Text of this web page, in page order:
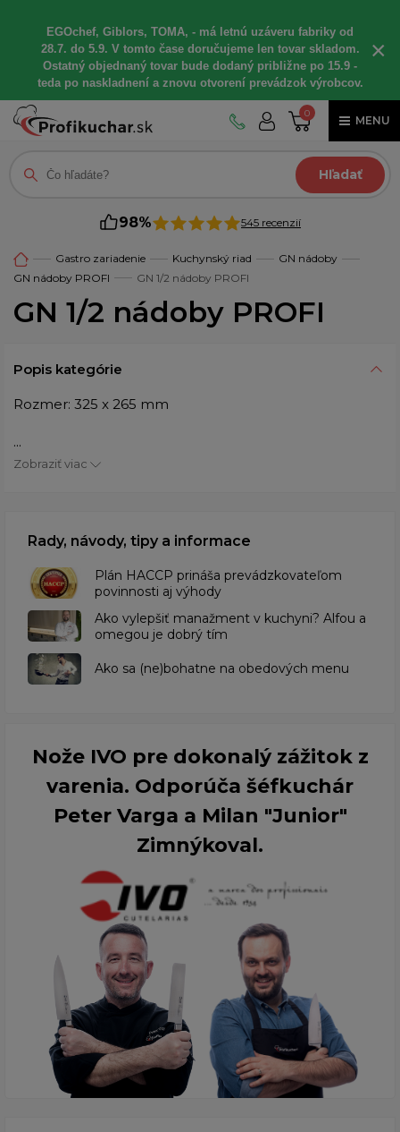
EGOchef, Giblors, TOMA, - má letnú uzáveru fabriky od
28.7. do 5.9. V tomto čase doručujeme len tovar skladom.
Ostatný objednaný tovar bude dodaný približne po 15.9 -
teda po naskladnení a znovu otvorení prevádzok výrobcov.
×
0
MENU
Hľadať
98% 545 recenzií
Gastro zariadenie Kuchynský riad
GN nádoby
GN nádoby PROFI
GN 1/2 nádoby PROFI
GN 1/2 nádoby PROFI
Popis kategórie
Rozmer: 325 x 265 mm
...
Zobraziť viac
Rady, návody, tipy a informace
​Plán HACCP prináša prevádzkovateľom
povinnosti aj výhody
Ako vylepšiť manažment v kuchyni? Alfou a
omegou je dobrý tím
​Ako sa (ne)bohatne na obedových menu
Nože IVO pre dokonalý zážitok z
varenia. Odporúča šéfkuchár
Peter Varga a Milan "Junior"
Zimnýkoval.